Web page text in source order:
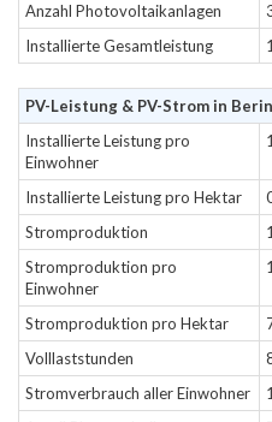
Anzahl Photovoltaikanlagen
Installierte Gesamtleistung
PV-Leistung & PV-Strom in
Installierte Leistung pro
Einwohner
Installierte Leistung pro Hektar
Stromproduktion
Stromproduktion pro
Einwohner
Stromproduktion pro Hektar
Volllaststunden
Stromverbrauch aller Einwohner